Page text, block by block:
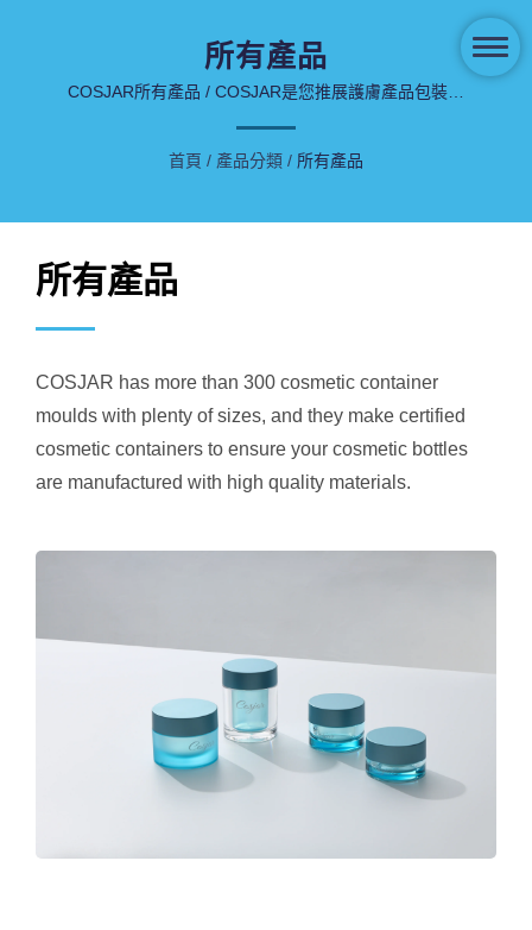
所有產品
COSJAR所有產品 / COSJAR是您推展護膚產品包裝製
首頁 / 產品分類 / 所有產品
所有產品
COSJAR has more than 300 cosmetic container
moulds with plenty of sizes, and they make certified
cosmetic containers to ensure your cosmetic bottles
are manufactured with high quality materials.